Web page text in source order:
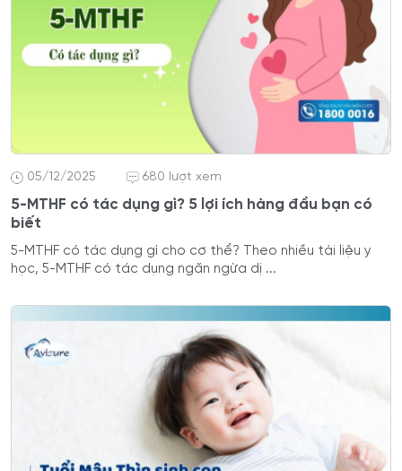
05/12/2025 680 lượt xem
5-MTHF có tác dụng gì? 5 lợi ích hàng đầu bạn có
biết
5-MTHF có tác dụng gì cho cơ thể? Theo nhiều tài liệu y
học, 5-MTHF có tác dụng ngăn ngừa dị ...